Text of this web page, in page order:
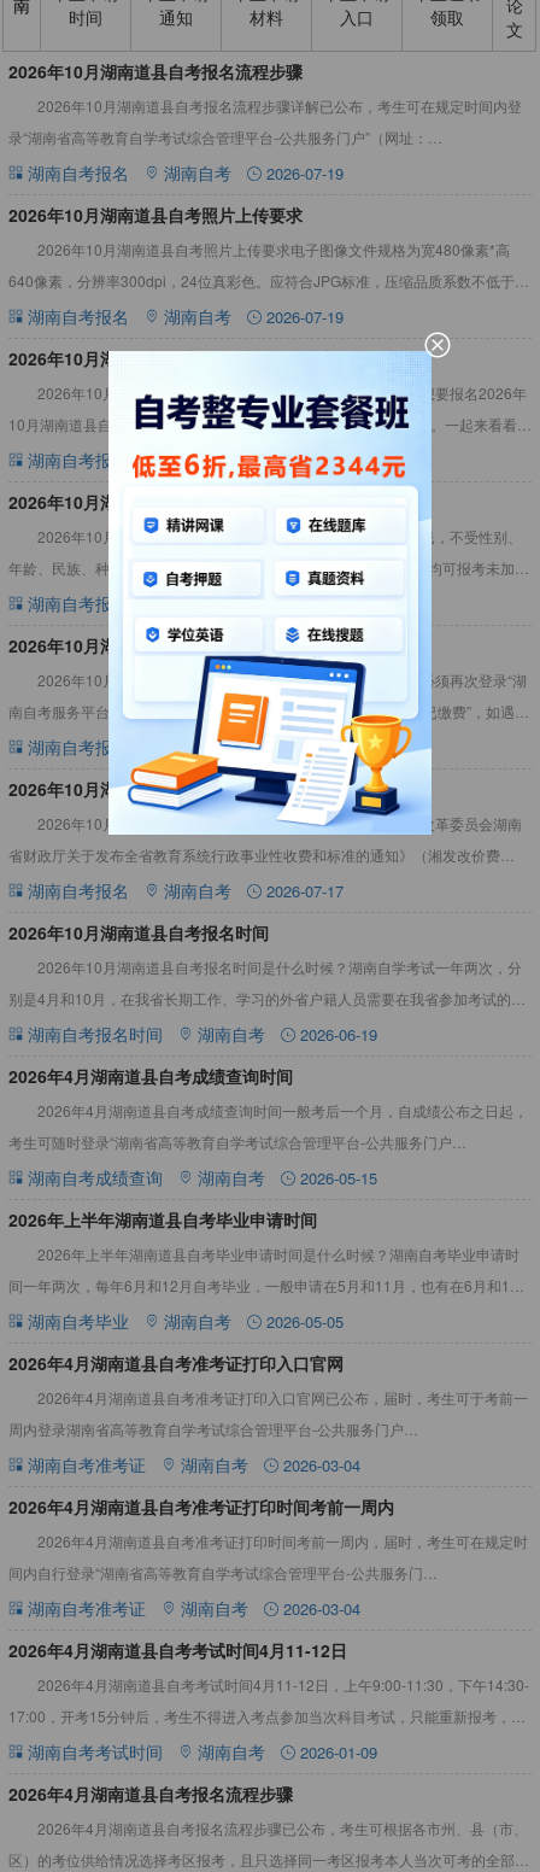
时间
通知
材料
入口
领取
文
​2026年10月湖南道县自考报名流程步骤
2026年10月湖南道县自考报名流程步骤详解已公布，考生可在规定时间内登
录“湖南省高等教育自学考试综合管理平台-公共服务门户”（网址：
https://nzkks.hneao.cn），进行课程报考，网上
湖南自考报名 湖南自考 2026-07-19
2026年10月湖南道县自考照片上传要求
2026年10月湖南道县自考照片上传要求电子图像文件规格为宽480像素*高
640像素，分辨率300dpi，24位真彩色。应符合JPG标准，压缩品质系数不低于
60，压缩后文件大小一般在20KB至40KB
湖南自考报名 湖南自考 2026-07-19
​2026年10月湖南道县自考报名材料（图文详解）
2026年10月湖南道县自考报名材料（图文详解）内容如下，想要报名2026年
10月湖南道县自学考试的考生，可提前准备好所需材料报名、报考。一起来看看
吧！2026年10月湖南道县自考报名材料（图文详解）
湖南自考报名 湖南自考 2026-07-19
2026年10月湖南道县自考报名条件
2026年10月湖南道县自考报名条件：凡属中华人民共和国公民，不受性别、
年龄、民族、种族、宗教信仰、财产状况和已受教育程度的限制，均可报考未加限
制条件的专业。详情见下文：2026年10月湖南道县自考报
湖南自考报名 湖南自考 2026-07-17
2026年10月湖南道县自考报名入口官网
2026年10月湖南道县自考报名入口官网已确定！考生缴费后必须再次登录“湖
南自考服务平台”（https://nzkks.hneao.cn）检查状态是否显示为“已缴费”，如遇问
题应及时与市州自考管理机构
湖南自考报名 湖南自考 2026-07-17
2026年10月湖南道县自考报名费用多少
2026年10月湖南道县自考报名费用多少根据《湖南省发展和改革委员会湖南
省财政厅关于发布全省教育系统行政事业性收费和标准的通知》（湘发改价费
[2018]531号）规定获悉：48元每人每科。详见下文：2
湖南自考报名 湖南自考 2026-07-17
2026年10月湖南道县自考报名时间
2026年10月湖南道县自考报名时间是什么时候？湖南自学考试一年两次，分
别是4月和10月，在我省长期工作、学习的外省户籍人员需要在我省参加考试的，
报名时必须提供相应证件等，详情见下文：2026年10月
湖南自考报名时间 湖南自考 2026-06-19
2026年4月湖南道县自考成绩查询时间
2026年4月湖南道县自考成绩查询时间一般考后一个月，自成绩公布之日起，
考生可随时登录“湖南省高等教育自学考试综合管理平台-公共服务门户
（https://nzkks.hneao.cn/student_
湖南自考成绩查询 湖南自考 2026-05-15
​2026年上半年湖南道县自考毕业申请时间
2026年上半年湖南道县自考毕业申请时间是什么时候？湖南自考毕业申请时
间一年两次，每年6月和12月自考毕业，一般申请在5月和11月，也有在6月和12
月申请的。详情见下文：2026年上半年湖南道县自考毕
湖南自考毕业 湖南自考 2026-05-05
​2026年4月湖南道县自考准考证打印入口官网
2026年4月湖南道县自考准考证打印入口官网已公布，届时，考生可于考前一
周内登录湖南省高等教育自学考试综合管理平台-公共服务门户
（https://nzkks.hneao.cn/student_anon
湖南自考准考证 湖南自考 2026-03-04
2026年4月湖南道县自考准考证打印时间考前一周内
2026年4月湖南道县自考准考证打印时间考前一周内，届时，考生可在规定时
间内自行登录“湖南省高等教育自学考试综合管理平台-公共服务门
户”（https://nzkks.hneao.cn）”打印自考准考证
湖南自考准考证 湖南自考 2026-03-04
2026年4月湖南道县自考考试时间4月11-12日
2026年4月湖南道县自考考试时间4月11-12日，上午9:00-11:30，下午14:30-
17:00，开考15分钟后，考生不得进入考点参加当次科目考试，只能重新报考，建
议考生合理规划好赴考路线，以
湖南自考考试时间 湖南自考 2026-01-09
2026年4月湖南道县自考报名流程步骤
2026年4月湖南道县自考报名流程步骤已公布，考生可根据各市州、县（市、
区）的考位供给情况选择考区报考，且只选择同一考区报考本人当次可考的全部课